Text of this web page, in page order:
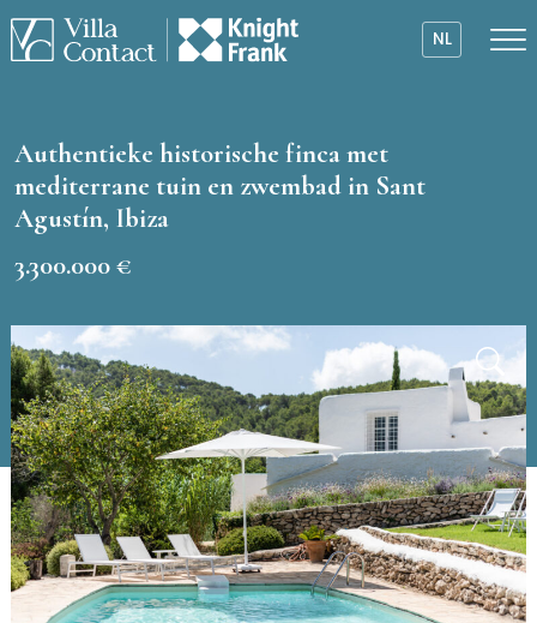
NL
Authentieke historische finca met
mediterrane tuin en zwembad in Sant
Agustín, Ibiza
3.300.000 €